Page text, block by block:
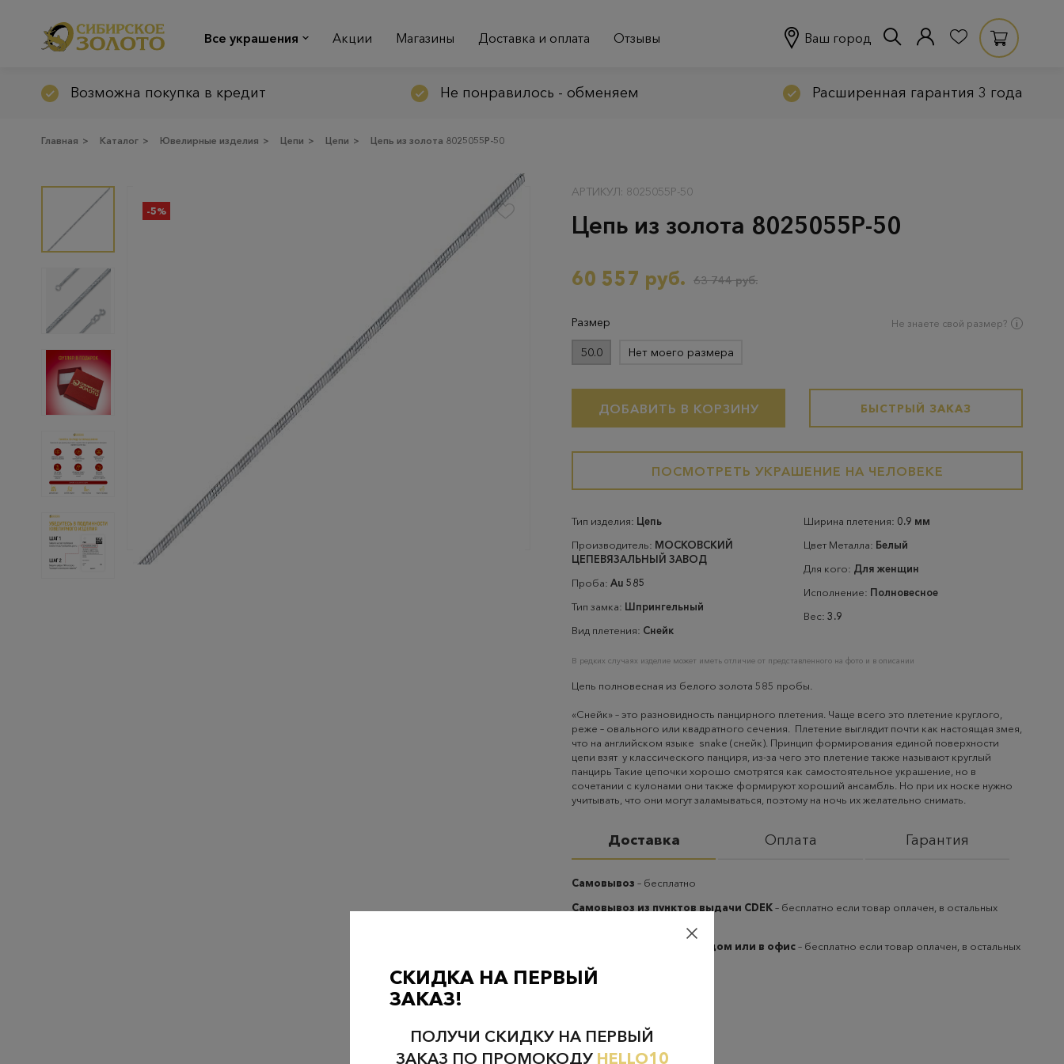
Все украшения Акции Магазины Доставка и оплата Отзывы Ваш город
Возможна покупка в кредит Не понравилось - обменяем Расширенная гарантия 3 года
Главная > Каталог > Ювелирные изделия > Цепи > Цепи > Цепь из золота 8025055Р-50
-5%
АРТИКУЛ: 8025055Р-50
Цепь из золота 8025055Р-50
60 557 руб. 63 744 руб.
Размер Не знаете свой размер?
50.0 Нет моего размера
ДОБАВИТЬ В КОРЗИНУ БЫСТРЫЙ ЗАКАЗ
ПОСМОТРЕТЬ УКРАШЕНИЕ НА ЧЕЛОВЕКЕ
Тип изделия: Цепь
Производитель: МОСКОВСКИЙ
ЦЕПЕВЯЗАЛЬНЫЙ ЗАВОД
Проба: Au 585
Тип замка: Шпрингельный
Вид плетения: Снейк
Ширина плетения: 0.9 мм
Цвет Металла: Белый
Для кого: Для женщин
Исполнение: Полновесное
Вес: 3.9
В редких случаях изделие может иметь отличие от представленного на фото и в описании
Цепь полновесная из белого золота 585 пробы.
«Снейк» – это разновидность панцирного плетения. Чаще всего это плетение круглого,
реже – овального или квадратного сечения. Плетение выглядит почти как настоящая змея,
что на английском языке snake (снейк). Принцип формирования единой поверхности
цепи взят у классического панциря, из-за чего это плетение также называют круглый
панцирь Такие цепочки хорошо смотрятся как самостоятельное украшение, но в
сочетании с кулонами они также формируют хороший ансамбль. Но при их носке нужно
учитывать, что они могут заламываться, поэтому на ночь их желательно снимать.
Доставка Оплата Гарантия
Самовывоз – бесплатно
Самовывоз из пунктов выдачи CDEK– бесплатно если товар оплачен, в остальных
Курьерская доставка на дом или в офис– бесплатно если товар оплачен, в остальных
СКИДКА НА ПЕРВЫЙ
ЗАКАЗ!
ПОЛУЧИ СКИДКУ НА ПЕРВЫЙ
ЗАКАЗ ПО ПРОМОКОДУ HELLO10